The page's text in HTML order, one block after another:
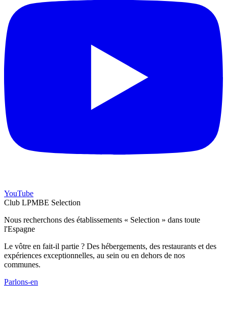
YouTube
Club LPMBE Selection
Nous recherchons des établissements « Selection » dans toute
l'Espagne
Le vôtre en fait-il partie ? Des hébergements, des restaurants et des
expériences exceptionnelles, au sein ou en dehors de nos
communes.
Parlons-en